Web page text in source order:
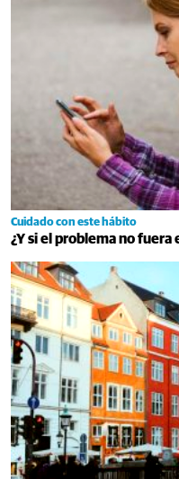
Cuidado con este hábito
¿Y si el problema no fuera